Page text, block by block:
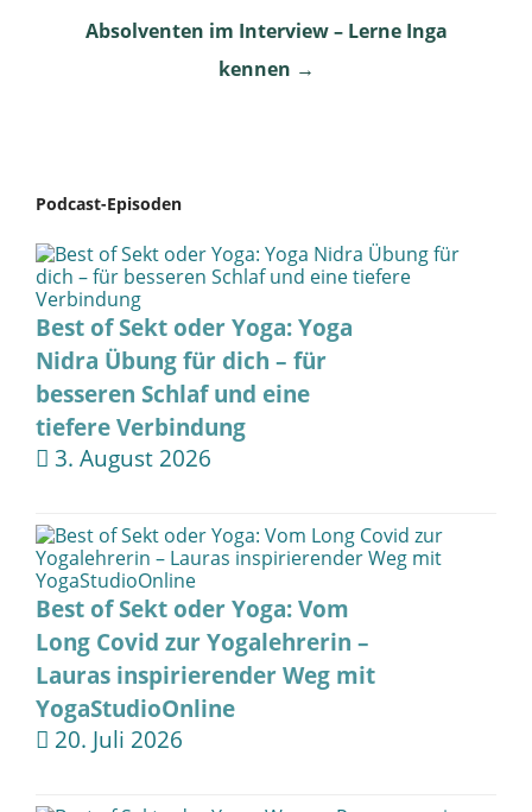
Absolventen im Interview – Lerne Inga
kennen →
Podcast-Episoden
Best of Sekt oder Yoga: Yoga
Nidra Übung für dich – für
besseren Schlaf und eine
tiefere Verbindung
3. August 2026
Best of Sekt oder Yoga: Vom
Long Covid zur Yogalehrerin –
Lauras inspirierender Weg mit
YogaStudioOnline
20. Juli 2026